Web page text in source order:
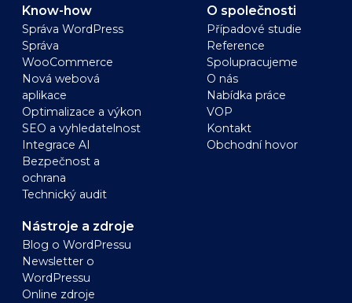
Know-how
Správa WordPress
Správa
WooCommerce
Nová webová
aplikace
Optimalizace a výkon
SEO a vyhledatelnost
Integrace AI
Bezpečnost a
ochrana
Technický audit
Nástroje a zdroje
Blog o WordPressu
Newsletter o
WordPressu
Online zdroje
O společnosti
Případové studie
Reference
Spolupracujeme
O nás
Nabídka práce
VOP
Kontakt
Obchodní hovor